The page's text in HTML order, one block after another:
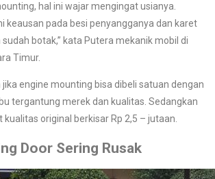
hal ini wajar mengingat usianya.
keausan pada besi penyangganya dan karet
botak,” kata Putera mekanik mobil di
Timur.
engine mounting bisa dibeli satuan dengan
tergantung merek dan kualitas. Sedangkan
original berkisar Rp 2,5 – jutaan.
Door Sering Rusak